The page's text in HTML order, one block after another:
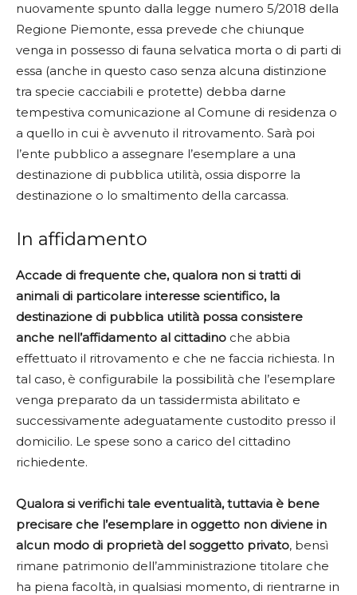
nuovamente spunto dalla legge numero 5/2018 della
Regione Piemonte, essa prevede che chiunque
venga in possesso di fauna selvatica morta o di parti di
essa (anche in questo caso senza alcuna distinzione
tra specie cacciabili e protette) debba darne
tempestiva comunicazione al Comune di residenza o
a quello in cui è avvenuto il ritrovamento. Sarà poi
l’ente pubblico a assegnare l’esemplare a una
destinazione di pubblica utilità, ossia disporre la
destinazione o lo smaltimento della carcassa.
In affidamento
Accade di frequente che, qualora non si tratti di
animali di particolare interesse scientifico, la
destinazione di pubblica utilità possa consistere
anche nell’affidamento al cittadino che abbia
effettuato il ritrovamento e che ne faccia richiesta. In
tal caso, è configurabile la possibilità che l’esemplare
venga preparato da un tassidermista abilitato e
successivamente adeguatamente custodito presso il
domicilio. Le spese sono a carico del cittadino
richiedente.
Qualora si verifichi tale eventualità, tuttavia è bene
precisare che l’esemplare in oggetto non diviene in
alcun modo di proprietà del soggetto privato, bensì
rimane patrimonio dell’amministrazione titolare che
ha piena facoltà, in qualsiasi momento, di rientrarne in